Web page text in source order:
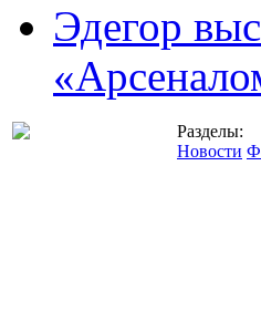
Эдегор
Разделы:
Новости